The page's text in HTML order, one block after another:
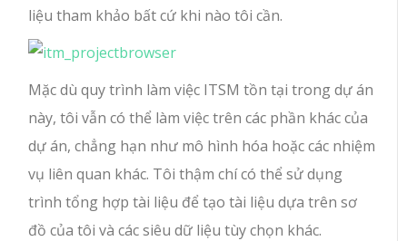
liệu tham khảo bất cứ khi nào tôi cần.
Mặc dù quy trình làm việc ITSM tồn tại trong dự án
này, tôi vẫn có thể làm việc trên các phần khác của
dự án, chẳng hạn như mô hình hóa hoặc các nhiệm
vụ liên quan khác. Tôi thậm chí có thể sử dụng
trình tổng hợp tài liệu để tạo tài liệu dựa trên sơ
đồ của tôi và các siêu dữ liệu tùy chọn khác.